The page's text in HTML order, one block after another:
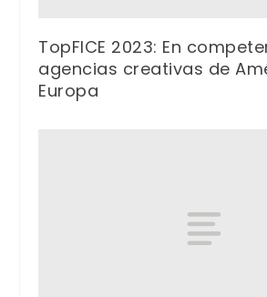
TopFICE 2023: En
agencias creativas de
Europa